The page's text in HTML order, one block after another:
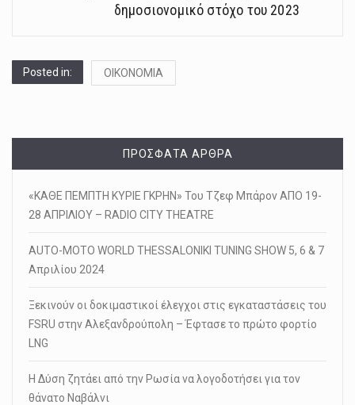
δημοσιονομικό στόχο του 2023
Posted in: ΟΙΚΟΝΟΜΙΑ
ΠΡΌΣΦΑΤΑ ΆΡΘΡΑ
«ΚΑΘΕ ΠΕΜΠΤΗ ΚΥΡΙΕ ΓΚΡΗΝ» Του Τζεφ Μπάρον ΑΠΟ 19-
28 ΑΠΡΙΛΙΟΥ – RADIO CITY THEATRE
AUTO-MOTO WORLD THESSALONIKI TUNING SHOW 5, 6 & 7
Απριλίου 2024
Ξεκινούν οι δοκιμαστικοί έλεγχοι στις εγκαταστάσεις του
FSRU στην Αλεξανδρούπολη – Έφτασε το πρώτο φορτίο
LNG
Η Δύση ζητάει από την Ρωσία να λογοδοτήσει για τον
θάνατο Ναβάλνι